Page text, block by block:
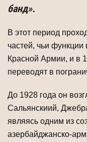
банд».
В этот период
частей, чьи
Красной Армии, и в
переводят в
До 1928 года он
Сальянскиий,
являясь одним из
азербайджанско-